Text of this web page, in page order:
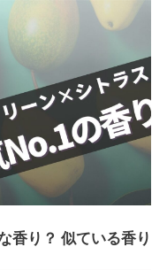
香り？ 似ている香り